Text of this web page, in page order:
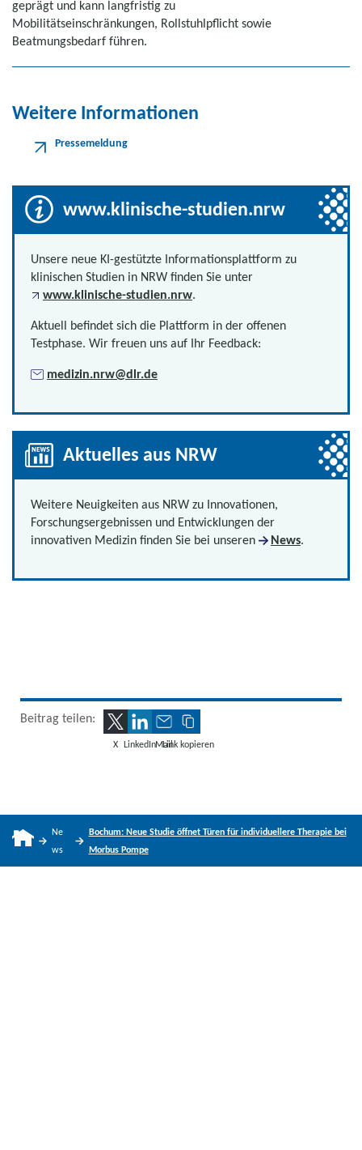
geprägt und kann langfristig zu
Mobilitätseinschränkungen, Rollstuhlpflicht sowie
Beatmungsbedarf führen.
Weitere Informationen
Pressemeldung
www.klinische-studien.nrw
Unsere neue KI-gestützte Informationsplattform zu
klinischen Studien in NRW finden Sie unter
www.klinische-studien.nrw.
Aktuell befindet sich die Plattform in der offenen
Testphase. Wir freuen uns auf Ihr Feedback:
medizin.nrw@dlr.de
Aktuelles aus NRW
Weitere Neuigkeiten aus NRW zu Innovationen,
Forschungsergebnissen und Entwicklungen der
innovativen Medizin finden Sie bei unseren
News.
Beitrag teilen:
X LinkedInMailLink kopieren
Ne
ws
Bochum: Neue Studie öffnet Türen für individuellere Therapie bei
Morbus Pompe